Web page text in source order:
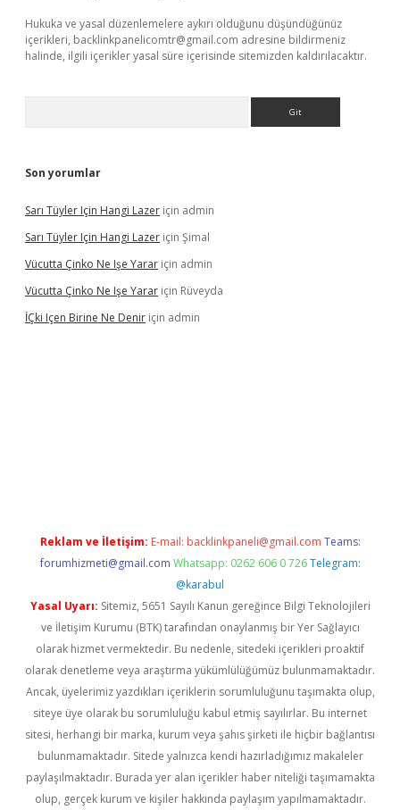
Hukuka ve yasal düzenlemelere aykırı olduğunu düşündüğünüz
içerikleri, backlinkpanelicomtr@gmail.com adresine bildirmeniz
halinde, ilgili içerikler yasal süre içerisinde sitemizden kaldırılacaktır.
Son yorumlar
Sarı Tüyler Için Hangi Lazer için admin
Sarı Tüyler Için Hangi Lazer için Şimal
Vücutta Çinko Ne Işe Yarar için admin
Vücutta Çinko Ne Işe Yarar için Rüveyda
İÇki Içen Birine Ne Denir için admin
Reklam ve İletişim: E-mail: backlinkpaneli@gmail.com Teams:
forumhizmeti@gmail.com Whatsapp: 0262 606 0 726 Telegram:
@karabul
Yasal Uyarı: Sitemiz, 5651 Sayılı Kanun gereğince Bilgi Teknolojileri
ve İletişim Kurumu (BTK) tarafından onaylanmış bir Yer Sağlayıcı
olarak hizmet vermektedir. Bu nedenle, sitedeki içerikleri proaktif
olarak denetleme veya araştırma yükümlülüğümüz bulunmamaktadır.
Ancak, üyelerimiz yazdıkları içeriklerin sorumluluğunu taşımakta olup,
siteye üye olarak bu sorumluluğu kabul etmiş sayılırlar. Bu internet
sitesi, herhangi bir marka, kurum veya şahıs şirketi ile hiçbir bağlantısı
bulunmamaktadır. Sitede yalnızca kendi hazırladığımız makaleler
paylaşılmaktadır. Burada yer alan içerikler haber niteliği taşımamakta
olup, gerçek kurum ve kişiler hakkında paylaşım yapılmamaktadır.